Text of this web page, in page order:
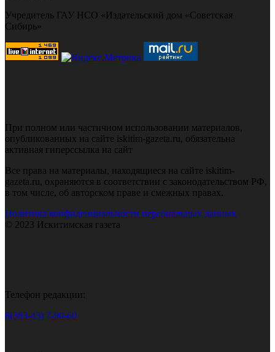
Учредитель ГАУ НСО «Издательский дом «Советская
Сибирь»
При полном или частичном использовании материалов,
опубликованных на сайте iskitim-gazeta.ru, обязательна
активная гиперссылка на сайт
Все права на материалы, находящиеся на сайте iskitim-
gazeta.ru, охраняются в соответствии с законодательством РФ,
в том числе, об авторском праве и смежных правах.
Политика конфиденциальности персональных данных
© 2023 Искитимская газета
Телефон редакции:
8(383-43) 7-90-60